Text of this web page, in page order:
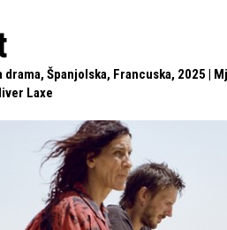
drama, Španjolska, Francuska, 2025 |
Laxe